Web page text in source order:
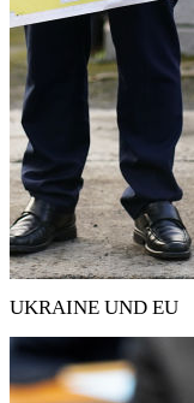
UKRAINE UND EU